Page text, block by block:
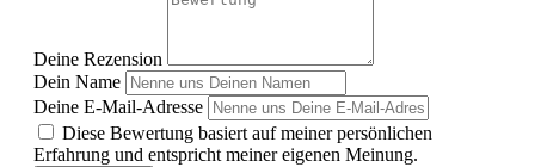
Deine Rezension
Dein Name
Deine E-Mail-Adresse
Diese Bewertung basiert auf meiner persönlichen
Erfahrung und entspricht meiner eigenen Meinung.